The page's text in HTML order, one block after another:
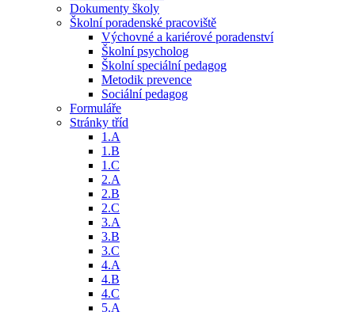
Dokumenty školy
Školní poradenské pracoviště
Výchovné a kariérové poradenství
Školní psycholog
Školní speciální pedagog
Metodik prevence
Sociální pedagog
Formuláře
Stránky tříd
1.A
1.B
1.C
2.A
2.B
2.C
3.A
3.B
3.C
4.A
4.B
4.C
5.A